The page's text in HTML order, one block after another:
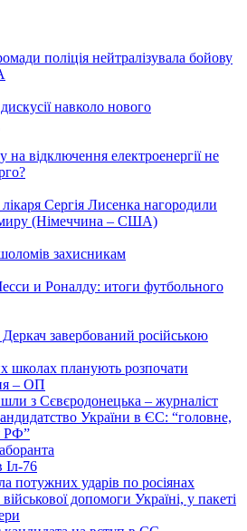
поліція нейтралізувала бойову
навколо нового
відключення електроенергії не
Сергія Лисенка нагородили
(Німеччина – США)
захисникам
и Роналду: итоги футбольного
завербований російською
школах планують розпочати
– ОП
з Сєвєродонецька – журналіст
України в ЄС: “головне,
РФ”
Іл-76
потужних ударів по росіянах
допомоги Україні, у пакеті